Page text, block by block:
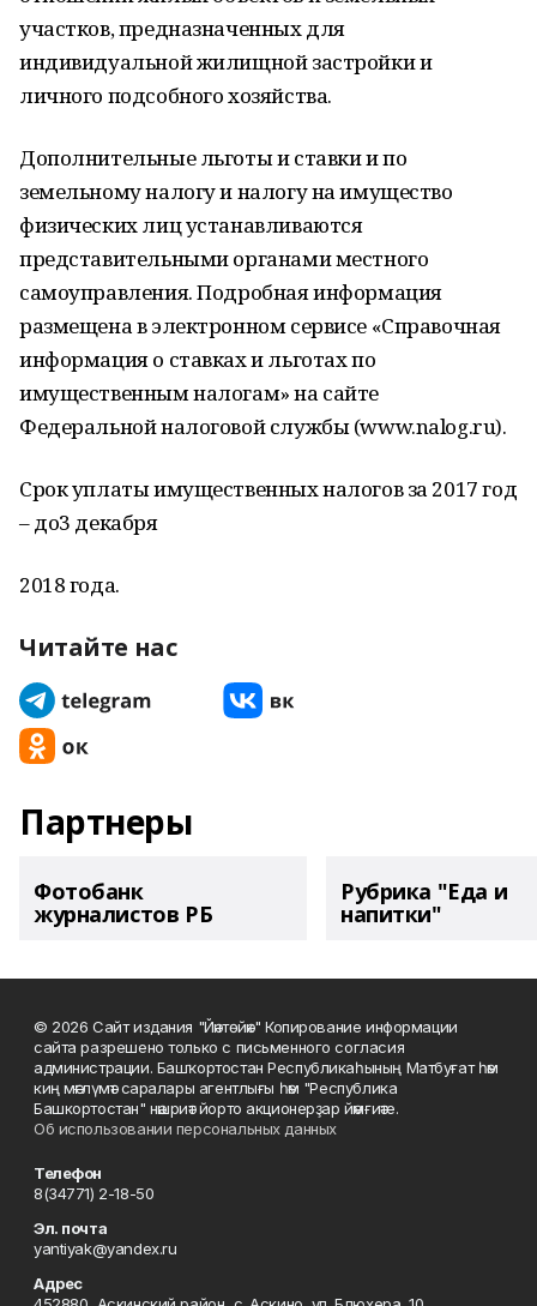
участков, предназначенных для
индивидуальной жилищной застройки и
личного подсобного хозяйства.
Дополнительные льготы и ставки и по
земельному налогу и налогу на имущество
физических лиц устанавливаются
представительными органами местного
самоуправления. Подробная информация
размещена в электронном сервисе «Справочная
информация о ставках и льготах по
имущественным налогам» на сайте
Федеральной налоговой службы (www.nalog.ru).
Срок уплаты имущественных налогов за 2017 год
– до3 декабря
2018 года.
Читайте нас
Партнеры
Фотобанк
журналистов РБ
Рубрика "Еда и
напитки"
© 2026 Сайт издания "Йәнтөйәк" Копирование информации
сайта разрешено только с письменного согласия
администрации. Башҡортостан Республикаһының Матбуғат һәм
киң мәғлүмәт саралары агентлығы һәм "Республика
Башкортостан" нәшриәт йорто акционерҙар йәмғиәте.
Об использовании персональных данных
Телефон
8(34771) 2-18-50
Эл. почта
yantiyak@yandex.ru
Адрес